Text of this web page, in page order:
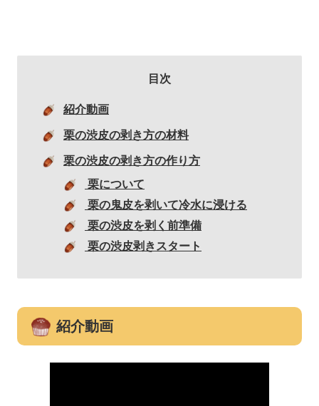
目次
紹介動画
栗の渋皮の剥き方の材料
栗の渋皮の剥き方の作り方
栗について
栗の鬼皮を剥いて冷水に浸ける
栗の渋皮を剥く前準備
栗の渋皮剥きスタート
紹介動画